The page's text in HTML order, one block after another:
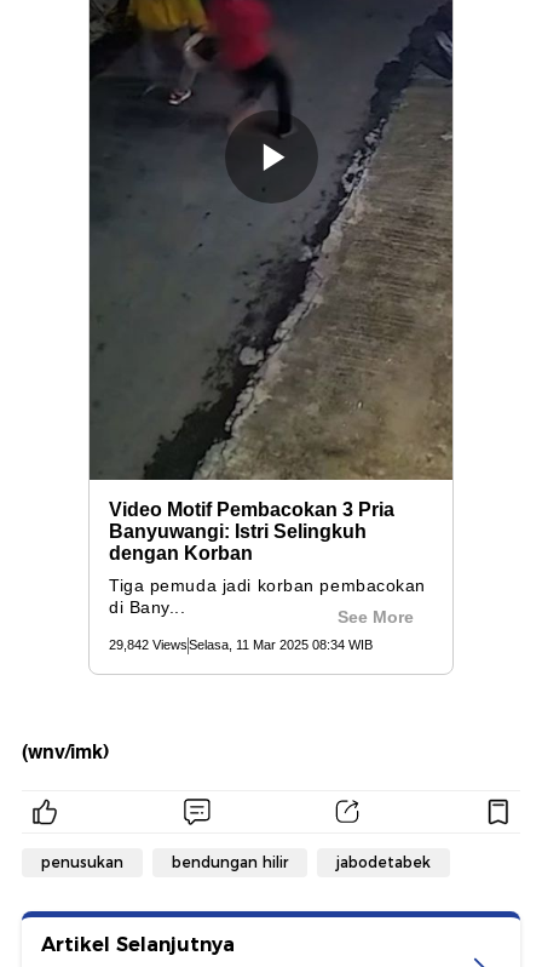
(wnv/imk)
penusukan bendungan hilir jabodetabek
Artikel Selanjutnya